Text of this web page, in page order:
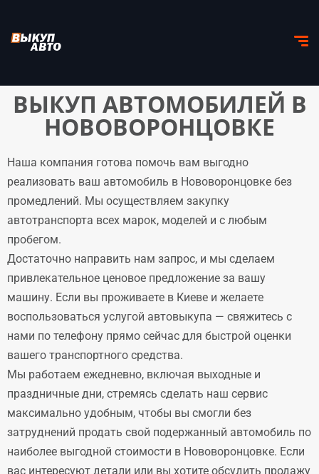
ВЫКУП АВТОМОБИЛЕЙ В
НОВОВОРОНЦОВКЕ
Наша компания готова помочь вам выгодно
реализовать ваш автомобиль в Нововоронцовке без
промедлений. Мы осуществляем закупку
автотранспорта всех марок, моделей и с любым
пробегом.
Достаточно направить нам запрос, и мы сделаем
привлекательное ценовое предложение за вашу
машину. Если вы проживаете в Киеве и желаете
воспользоваться услугой автовыкупа — свяжитесь с
нами по телефону прямо сейчас для быстрой оценки
вашего транспортного средства.
Мы работаем ежедневно, включая выходные и
праздничные дни, стремясь сделать наш сервис
максимально удобным, чтобы вы смогли без
затруднений продать свой подержанный автомобиль по
наиболее выгодной стоимости в Нововоронцовке. Если
вас интересуют детали или вы хотите обсудить продажу